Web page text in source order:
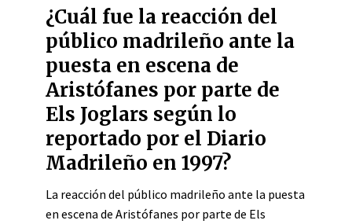
¿Cuál fue la reacción del
público madrileño ante la
puesta en escena de
Aristófanes por parte de
Els Joglars según lo
reportado por el Diario
Madrileño en 1997?
La reacción del público madrileño ante la puesta
en escena de Aristófanes por parte de Els